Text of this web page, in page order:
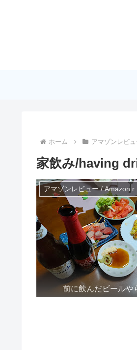
ホーム アマゾンレビ
家飲み/having
アマゾン
前に飲んだビール